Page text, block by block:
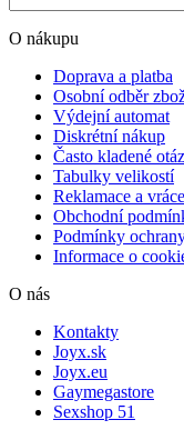
O nákupu
Doprava a platba
Osobní odběr
Výdejní automat
Diskrétní nákup
Často kladené
Tabulky velikostí
Reklamace a
Obchodní
Podmínky
Informace o
O nás
Kontakty
Joyx.sk
Joyx.eu
Gaymegastore
Sexshop 51